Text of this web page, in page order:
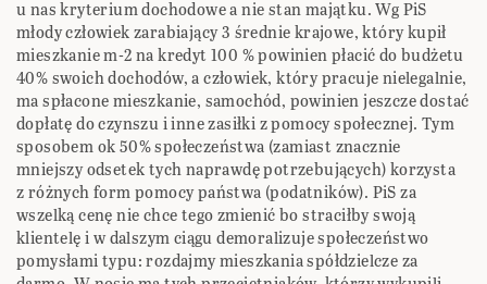
u nas kryterium dochodowe a nie stan majątku. Wg PiS
młody człowiek zarabiający 3 średnie krajowe, który kupił
mieszkanie m-2 na kredyt 100 % powinien płacić do budżetu
40% swoich dochodów, a człowiek, który pracuje nielegalnie,
ma spłacone mieszkanie, samochód, powinien jeszcze dostać
dopłatę do czynszu i inne zasiłki z pomocy społecznej. Tym
sposobem ok 50% społeczeństwa (zamiast znacznie
mniejszy odsetek tych naprawdę potrzebujących) korzysta
z różnych form pomocy państwa (podatników). PiS za
wszelką cenę nie chce tego zmienić bo straciłby swoją
klientelę i w dalszym ciągu demoralizuje społeczeństwo
pomysłami typu: rozdajmy mieszkania spółdzielcze za